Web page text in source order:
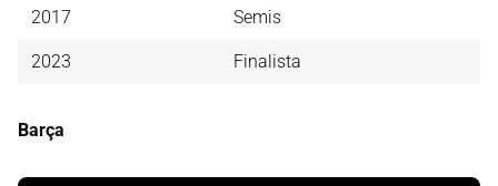
2017 Semis
2023 Finalista
Barça